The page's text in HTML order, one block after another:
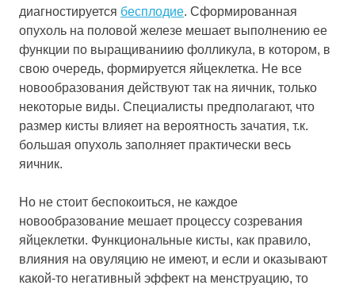
диагностируется бесплодие. Сформированная
опухоль на половой железе мешает выполнению ее
функции по выращиваниию фолликула, в котором, в
свою очередь, формируется яйцеклетка. Не все
новообразования действуют так на яичник, только
некоторые виды. Специалисты предполагают, что
размер кисты влияет на вероятность зачатия, т.к.
большая опухоль заполняет практически весь
яичник.
Но не стоит беспокоиться, не каждое
новообразование мешает процессу созревания
яйцеклетки. Функциональные кисты, как правило,
влияния на овуляцию не имеют, и если и оказывают
какой-то негативный эффект на менструацию, то